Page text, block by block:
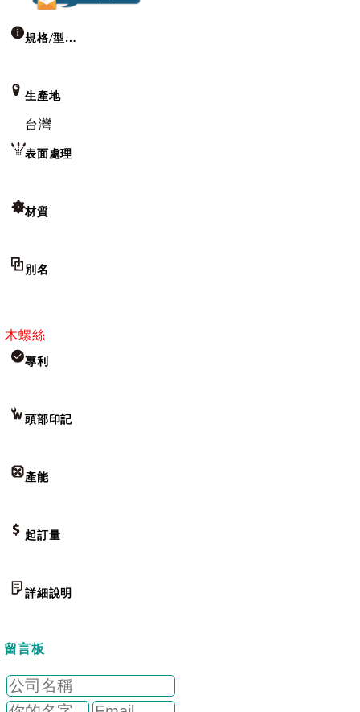
規格/型號
生產地
台灣
表面處理
材質
別名
木螺絲
專利
頭部印記
產能
起訂量
詳細說明
留言板